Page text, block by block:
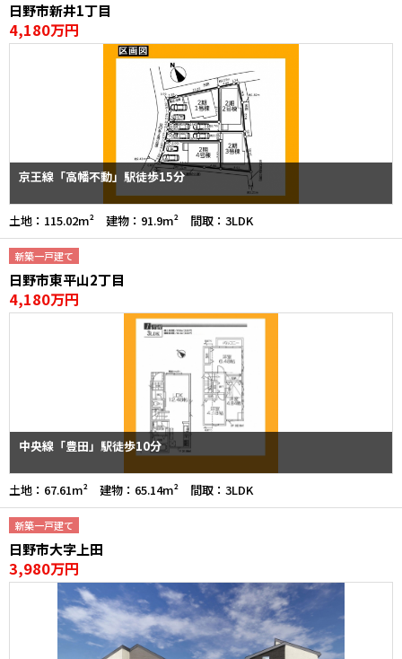
日野市新井1丁目
4,180万円
京王線「高幡不動」駅徒歩15分
土地：115.02m² 建物：91.9m² 間取：3LDK
新築一戸建て
日野市東平山2丁目
4,180万円
中央線「豊田」駅徒歩10分
土地：67.61m² 建物：65.14m² 間取：3LDK
新築一戸建て
日野市大字上田
3,980万円